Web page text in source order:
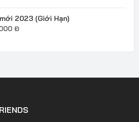
2023 (Giới Hạn)
Đ